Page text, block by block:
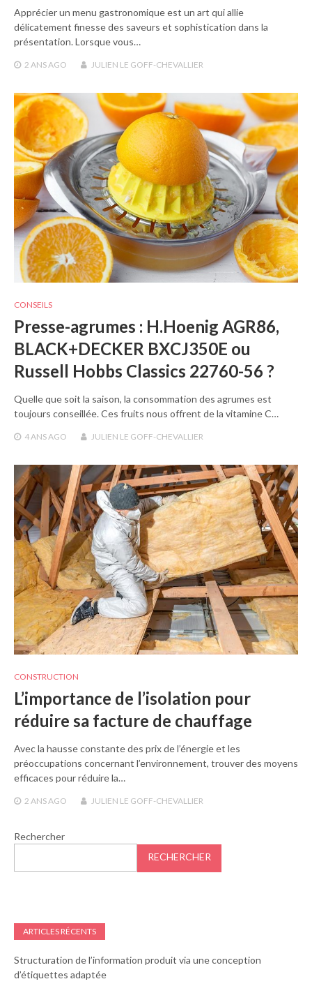
Apprécier un menu gastronomique est un art qui allie
délicatement finesse des saveurs et sophistication dans la
présentation. Lorsque vous…
2 ANSAGO JULIEN LE GOFF-CHEVALLIER
CONSEILS
Presse-agrumes : H.Hoenig AGR86,
BLACK+DECKER BXCJ350E ou
Russell Hobbs Classics 22760-56 ?
Quelle que soit la saison, la consommation des agrumes est
toujours conseillée. Ces fruits nous offrent de la vitamine C…
4 ANSAGO JULIEN LE GOFF-CHEVALLIER
CONSTRUCTION
L’importance de l’isolation pour
réduire sa facture de chauffage
Avec la hausse constante des prix de l’énergie et les
préoccupations concernant l’environnement, trouver des moyens
efficaces pour réduire la…
2 ANSAGO JULIEN LE GOFF-CHEVALLIER
Rechercher
RECHERCHER
ARTICLES RÉCENTS
Structuration de l’information produit via une conception
d’étiquettes adaptée